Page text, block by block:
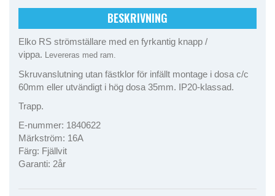
BESKRIVNING
Elko RS strömställare med en fyrkantig knapp /
vippa. Levereras med ram.
Skruvanslutning utan fästklor för infällt montage i dosa c/c
60mm eller utvändigt i hög dosa 35mm. IP20-klassad.
Trapp.
E-nummer: 1840622
Märkström: 16A
Färg: Fjällvit
Garanti: 2år